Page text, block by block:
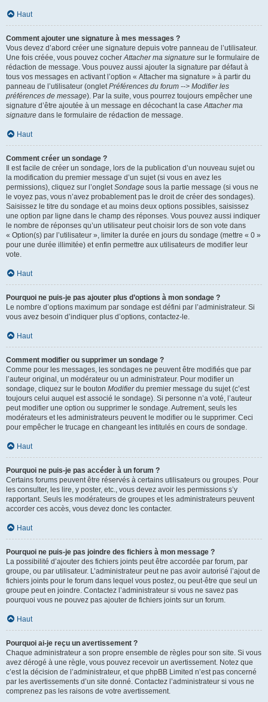
Haut
Comment ajouter une signature à mes messages ?
Vous devez d’abord créer une signature depuis votre panneau de l’utilisateur.
Une fois créée, vous pouvez cocherAttacher ma signature sur le formulaire de
rédaction de message. Vous pouvez aussi ajouter la signature par défaut à
tous vos messages en activant l’option « Attacher ma signature » à partir du
panneau de l’utilisateur (ongletPréférences du forum --> Modifier les
préférences de message). Par la suite, vous pourrez toujours empêcher une
signature d’être ajoutée à un message en décochant la caseAttacher ma
signature dans le formulaire de rédaction de message.
Haut
Comment créer un sondage ?
Il est facile de créer un sondage, lors de la publication d’un nouveau sujet ou
la modification du premier message d’un sujet (si vous en avez les
permissions), cliquez sur l’ongletSondage sous la partie message (si vous ne
le voyez pas, vous n’avez probablement pas le droit de créer des sondages).
Saisissez le titre du sondage et au moins deux options possibles, saisissez
une option par ligne dans le champ des réponses. Vous pouvez aussi indiquer
le nombre de réponses qu’un utilisateur peut choisir lors de son vote dans
« Option(s) par l’utilisateur », limiter la durée en jours du sondage (mettre « 0 »
pour une durée illimitée) et enfin permettre aux utilisateurs de modifier leur
vote.
Haut
Pourquoi ne puis-je pas ajouter plus d’options à mon sondage ?
Le nombre d’options maximum par sondage est défini par l’administrateur. Si
vous avez besoin d’indiquer plus d’options, contactez-le.
Haut
Comment modifier ou supprimer un sondage ?
Comme pour les messages, les sondages ne peuvent être modifiés que par
l’auteur original, un modérateur ou un administrateur. Pour modifier un
sondage, cliquez sur le bouton Modifierdu premier message du sujet (c’est
toujours celui auquel est associé le sondage). Si personne n’a voté, l’auteur
peut modifier une option ou supprimer le sondage. Autrement, seuls les
modérateurs et les administrateurs peuvent le modifier ou le supprimer. Ceci
pour empêcher le trucage en changeant les intitulés en cours de sondage.
Haut
Pourquoi ne puis-je pas accéder à un forum ?
Certains forums peuvent être réservés à certains utilisateurs ou groupes. Pour
les consulter, les lire, y poster, etc., vous devez avoir les permissions s’y
rapportant. Seuls les modérateurs de groupes et les administrateurs peuvent
accorder ces accès, vous devez donc les contacter.
Haut
Pourquoi ne puis-je pas joindre des fichiers à mon message ?
La possibilité d’ajouter des fichiers joints peut être accordée par forum, par
groupe, ou par utilisateur. L’administrateur peut ne pas avoir autorisé l’ajout de
fichiers joints pour le forum dans lequel vous postez, ou peut-être que seul un
groupe peut en joindre. Contactez l’administrateur si vous ne savez pas
pourquoi vous ne pouvez pas ajouter de fichiers joints sur un forum.
Haut
Pourquoi ai-je reçu un avertissement ?
Chaque administrateur a son propre ensemble de règles pour son site. Si vous
avez dérogé à une règle, vous pouvez recevoir un avertissement. Notez que
c’est la décision de l’administrateur, et que phpBB Limited n’est pas concerné
par les avertissements d’un site donné. Contactez l’administrateur si vous ne
comprenez pas les raisons de votre avertissement.